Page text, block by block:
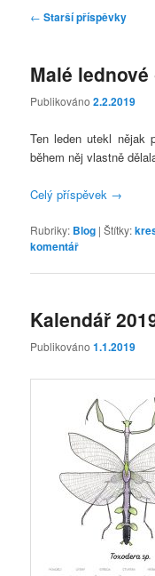
Navigace
← Starší příspěvky
Malé
Publikováno2.2.2019
Ten leden utekl nějak
během něj vlastně
Celý příspěvek →
Rubriky: Blog |Štítky:
komentář
Kalendář
Publikováno1.1.2019